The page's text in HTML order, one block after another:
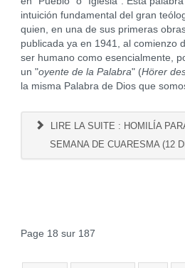
intuición fundamental del gran
quien, en una de sus primeras
publicada ya en 1941, al comienzo
ser humano como esencialmente,
un "oyente de la Palabra" (Hörer
la misma Palabra de Dios que
LIRE LA SUITE : HOMILÍA
SEMANA DE CUARESMA (12
Page 18 sur 187